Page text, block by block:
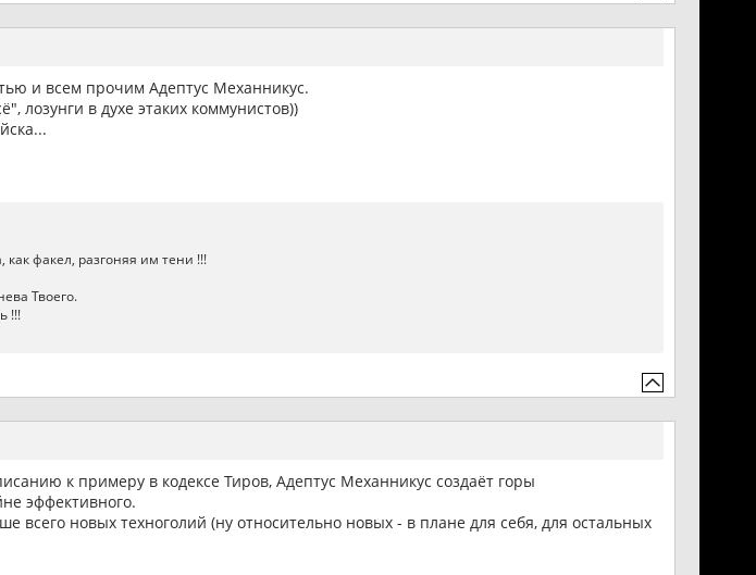
и всем прочим Адептус Механникус.
лозунги в духе этаких коммунистов))
факел, разгоняя им тени !!!
Твоего.
!!!
к примеру в кодексе Тиров, Адептус Механникус создаёт горы
эффективного.
всего новых техноголий (ну относительно новых - в плане для себя, для остальных